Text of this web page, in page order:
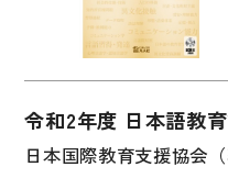
国語辞典
語学・文法辞典
表現・用字用語辞典
令和2年度 日本語教
日本国際教育支援協会（